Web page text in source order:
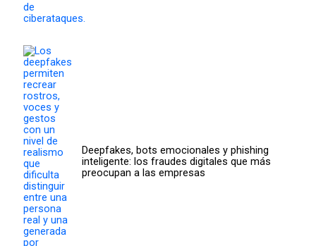
Deepfakes, bots emocionales y phishing
inteligente: los fraudes digitales que más
preocupan a las empresas